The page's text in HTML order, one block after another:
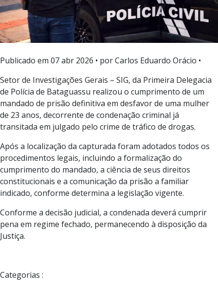
Publicado em 07 abr 2026 • por Carlos Eduardo Orácio •
Setor de Investigações Gerais – SIG, da Primeira Delegacia
de Polícia de Bataguassu realizou o cumprimento de um
mandado de prisão definitiva em desfavor de uma mulher
de 23 anos, decorrente de condenação criminal já
transitada em julgado pelo crime de tráfico de drogas.
Após a localização da capturada foram adotados todos os
procedimentos legais, incluindo a formalização do
cumprimento do mandado, a ciência de seus direitos
constitucionais e a comunicação da prisão a familiar
indicado, conforme determina a legislação vigente.
Conforme a decisão judicial, a condenada deverá cumprir
pena em regime fechado, permanecendo à disposição da
Justiça.
Categorias :